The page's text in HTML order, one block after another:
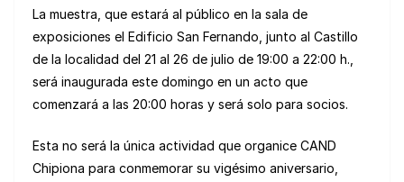
La muestra, que estará al público en la sala de
exposiciones el Edificio San Fernando, junto al Castillo
de la localidad del 21 al 26 de julio de 19:00 a 22:00 h.,
será inaugurada este domingo en un acto que
comenzará a las 20:00 horas y será solo para socios.
Esta no será la única actividad que organice CAND
Chipiona para conmemorar su vigésimo aniversario,